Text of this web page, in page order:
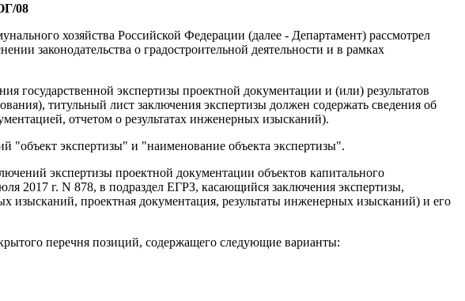
08
хозяйства Российской Федерации (далее - Департамент) рассмотрел
законодательства о градостроительной деятельности и в рамках
государственной экспертизы проектной документации и (или) результатов
титульный лист заключения экспертизы должен содержать сведения об
отчетом о результатах инженерных изысканий).
"объект экспертизы" и "наименование объекта экспертизы".
экспертизы проектной документации объектов капитального
2017 г. N 878, в подраздел ЕГРЗ, касающийся заключения экспертизы,
изысканий, проектная документация, результаты инженерных изысканий) и его
перечня позиций, содержащего следующие варианты: